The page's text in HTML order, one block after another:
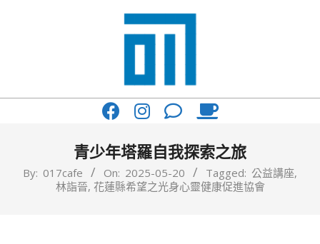
017
你
青少年塔羅自我探索之旅
By: 017cafe On: 2025-05-20 Tagged: 公益講座,
林詣晉, 花蓮縣希望之光身心靈健康促進協會